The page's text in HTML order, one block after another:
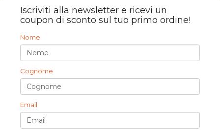
Imbottitura cuscini in fibra varie misure
Iscriviti alla newsletter e ricevi un
coupon di sconto sul tuo primo ordine!
Nome
Cognome
Email